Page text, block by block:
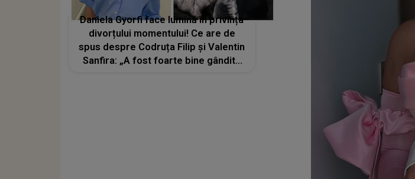
Daniela Gyorfi face lumină în privința
divorțului momentului! Ce are de
spus despre Codruța Filip și Valentin
Sanfira: „A fost foarte bine gândită